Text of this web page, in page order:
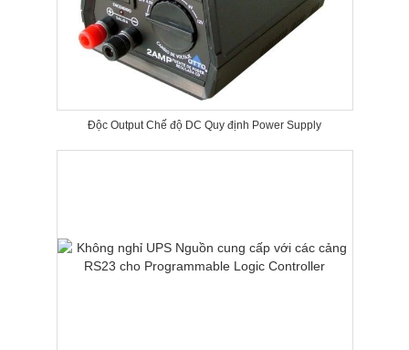
Độc Output Chế độ DC Quy định Power Supply